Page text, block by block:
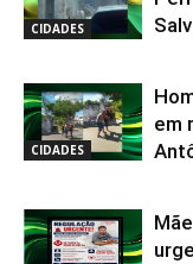
CIDADES
CIDADES
em